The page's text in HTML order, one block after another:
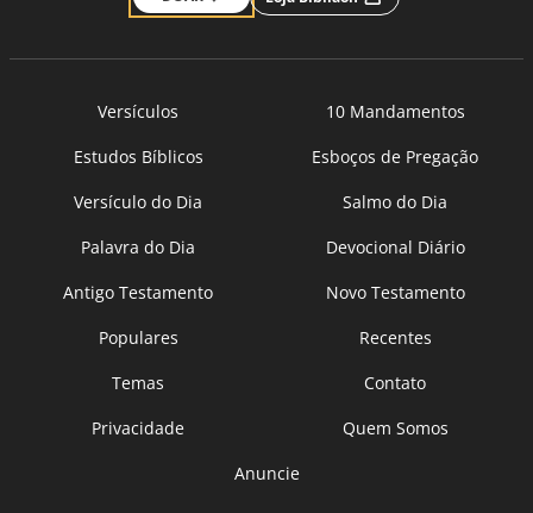
Versículos
10 Mandamentos
Estudos Bíblicos
Esboços de Pregação
Versículo do Dia
Salmo do Dia
Palavra do Dia
Devocional Diário
Antigo Testamento
Novo Testamento
Populares
Recentes
Temas
Contato
Privacidade
Quem Somos
Anuncie